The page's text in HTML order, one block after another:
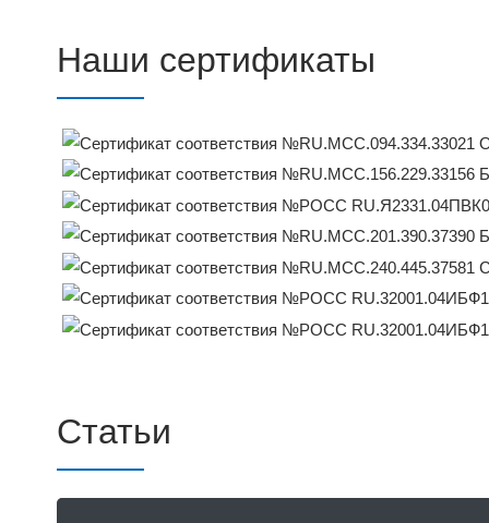
Наши сертификаты
Статьи